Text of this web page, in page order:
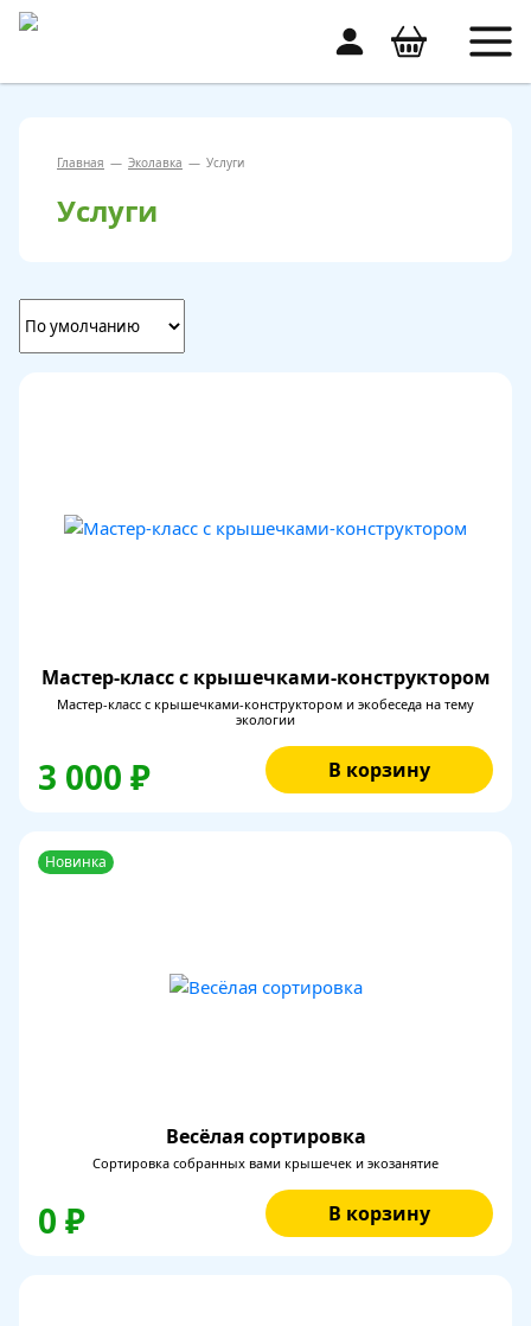
Главная — Эколавка — Услуги
Услуги
Мастер-класс с крышечками-конструктором
Мастер-класс с крышечками-конструктором и экобеседа на тему
экологии
3 000 ₽ В корзину
Весёлая сортировка
Новинка
Сортировка собранных вами крышечек и экозанятие
0 ₽ В корзину